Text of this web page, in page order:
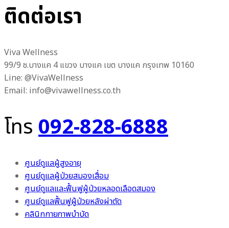
ติดต่อเรา
Viva Wellness
99/9 ซ.บางแค 4 แขวง บางแค เขต บางแค กรุงเทพ 10160
Line: @VivaWellness
Email: info@vivawellness.co.th
โทร 092-828-6888
ศูนย์ดูแลผู้สูงอายุ
ศูนย์ดูแลผู้ป่วยสมองเสื่อม
ศูนย์ดูแลและฟื้นฟูผู้ป่วยหลอดเลือดสมอง
ศูนย์ดูแลฟื้นฟูผู้ป่วยหลังผ่าตัด
คลินิกกายภาพบำบัด